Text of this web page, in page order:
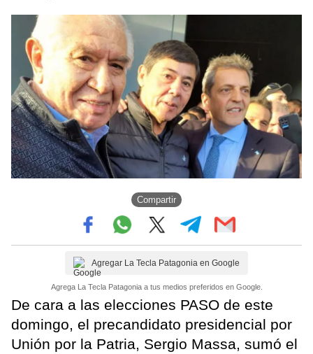
Compartir
Agregar La Tecla Patagonia en Google
Agrega La Tecla Patagonia a tus medios preferidos en Google.
De cara a las elecciones PASO de este
domingo, el precandidato presidencial por
Unión por la Patria, Sergio Massa, sumó el